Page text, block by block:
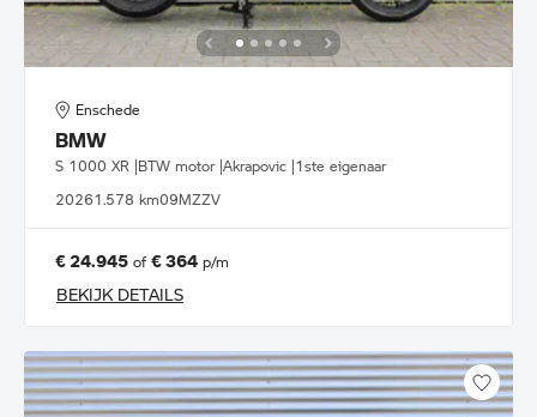
Enschede
BMW
S 1000 XR |BTW motor |Akrapovic |1ste eigenaar
20261.578 km09MZZV
€ 24.945 of € 364 p/m
BEKIJK DETAILS